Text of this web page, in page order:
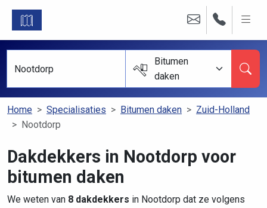
Bitumen
daken
Home Specialisaties Bitumen daken
Zuid-Holland
Nootdorp
Dakdekkers in Nootdorp voor
bitumen daken
We weten van 8 dakdekkers in Nootdorp dat ze volgens